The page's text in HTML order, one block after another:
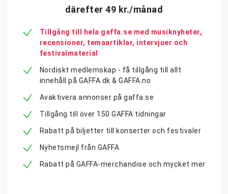
därefter 49 kr./månad
Tillgång till hela gaffa.se med musiknyheter,
recensioner, temaartiklar, intervjuer och
festivalmaterial
Nordiskt medlemskap - få tillgång till allt
innehåll på GAFFA.dk & GAFFA.no
Avaktivera annonser på gaffa.se
Tillgång till över 150 GAFFA tidningar
Rabatt på biljetter till konserter och festivaler
Nyhetsmejl från GAFFA
Rabatt på GAFFA-merchandise och mycket mer